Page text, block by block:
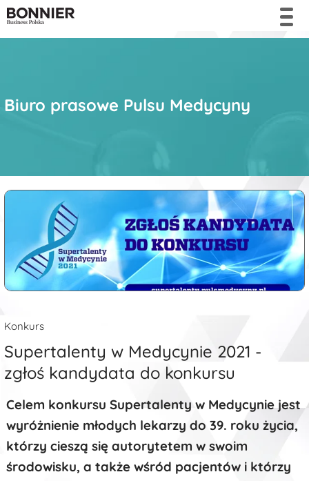
Biuro prasowe Pulsu Medycyny
Konkurs
Supertalenty w Medycynie 2021 -
zgłoś kandydata do konkursu
Celem konkursu Supertalenty w Medycynie jest
wyróżnienie młodych lekarzy do 39. roku życia,
którzy cieszą się autorytetem w swoim
środowisku, a także wśród pacjentów i którzy